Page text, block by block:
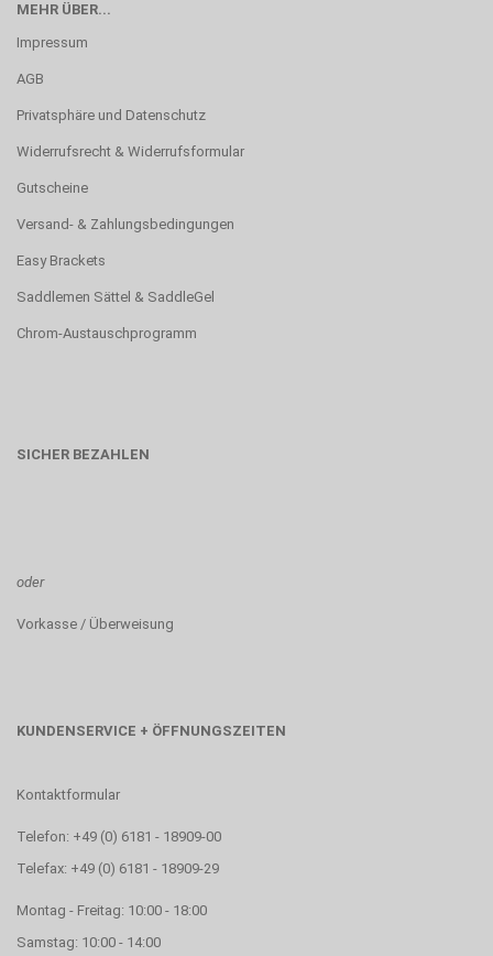
MEHR ÜBER...
Impressum
AGB
Privatsphäre und Datenschutz
Widerrufsrecht & Widerrufsformular
Gutscheine
Versand- & Zahlungsbedingungen
Easy Brackets
Saddlemen Sättel & SaddleGel
Chrom-Austauschprogramm
SICHER BEZAHLEN
oder
Vorkasse / Überweisung
KUNDENSERVICE + ÖFFNUNGSZEITEN
Kontaktformular
Telefon: +49 (0) 6181 - 18909-00
Telefax: +49 (0) 6181 - 18909-29
Montag - Freitag: 10:00 - 18:00
Samstag: 10:00 - 14:00